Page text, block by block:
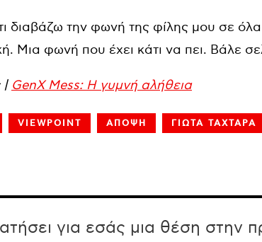
διαβάζω την φωνή της φίλης μου σε όλα
Μια φωνή που έχει κάτι να πει. Βάλε
| GenX Mess: Η γυμνή αλήθεια
VIEWPOINT ΑΠΟΨΗ ΓΙΩΤΑ ΤΑΧΤΑΡΑ
για εσάς μια θέση στην